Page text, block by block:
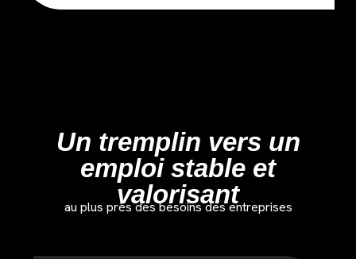
Un tremplin vers un
emploi stable et
valorisant
au plus près des besoins des entreprises